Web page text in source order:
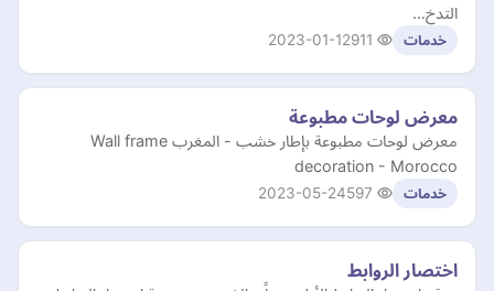
التدخ…
خدمات 2023-01-12
معرض لوحات مطبوعة
معرض لوحات مطبوعة بإطار خشب - المغرب Wall frame
decoration - Morocco
خدمات 2023-05-24
اختصار الروابط